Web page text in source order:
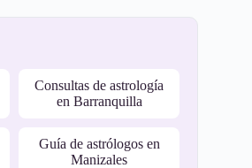
Consultas de astrología
en Barranquilla
Guía de astrólogos en
Manizales